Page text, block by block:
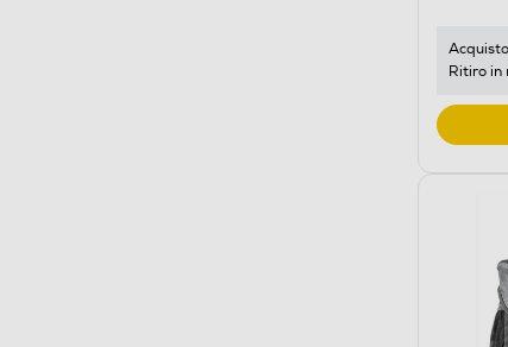
Ritiro in